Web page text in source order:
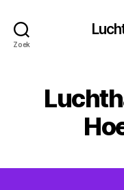
Zoek